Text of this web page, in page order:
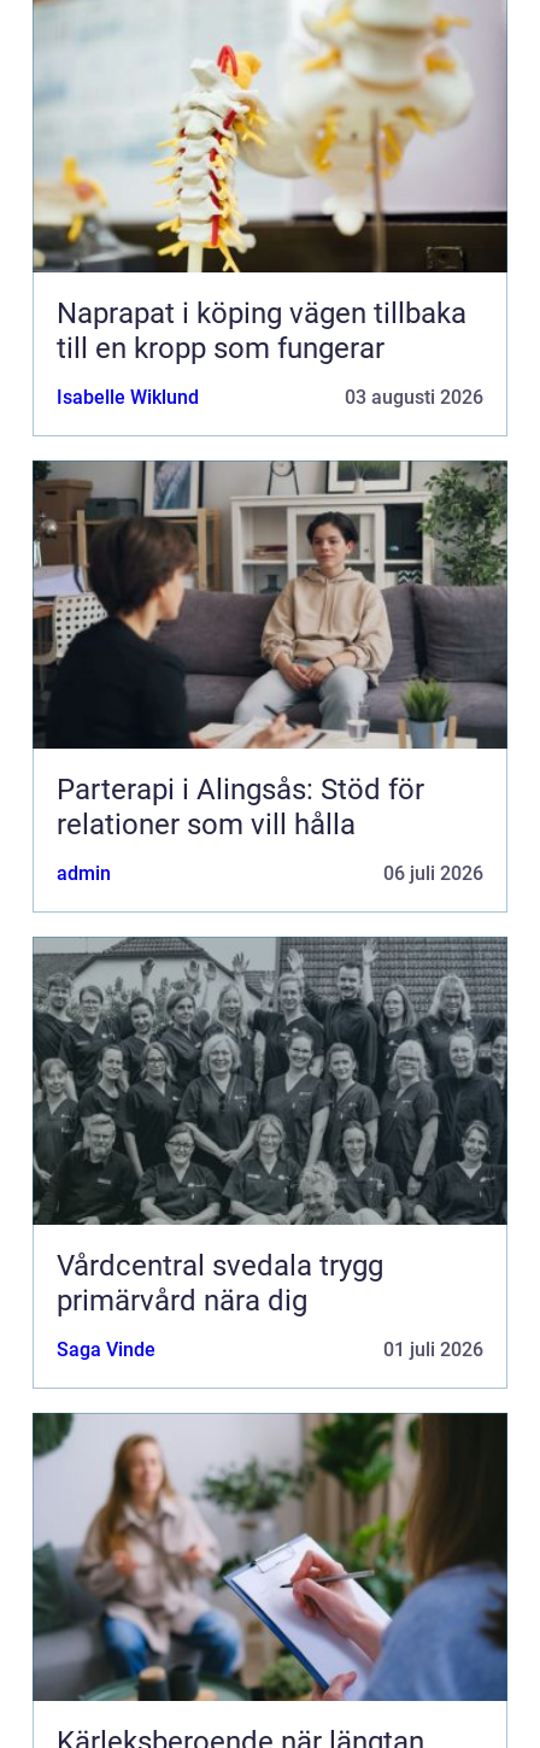
Naprapat i köping vägen tillbaka
till en kropp som fungerar
Isabelle Wiklund 03 augusti 2026
Parterapi i Alingsås: Stöd för
relationer som vill hålla
admin 06 juli 2026
Vårdcentral svedala trygg
primärvård nära dig
Saga Vinde 01 juli 2026